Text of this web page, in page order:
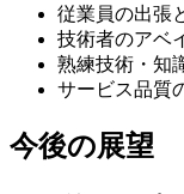
従業員の出張
技術者のアベ
熟練技術・知
サービス品質
今後の展望